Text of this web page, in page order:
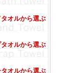
オルから選ぶ
オルから選ぶ
オルから選ぶ